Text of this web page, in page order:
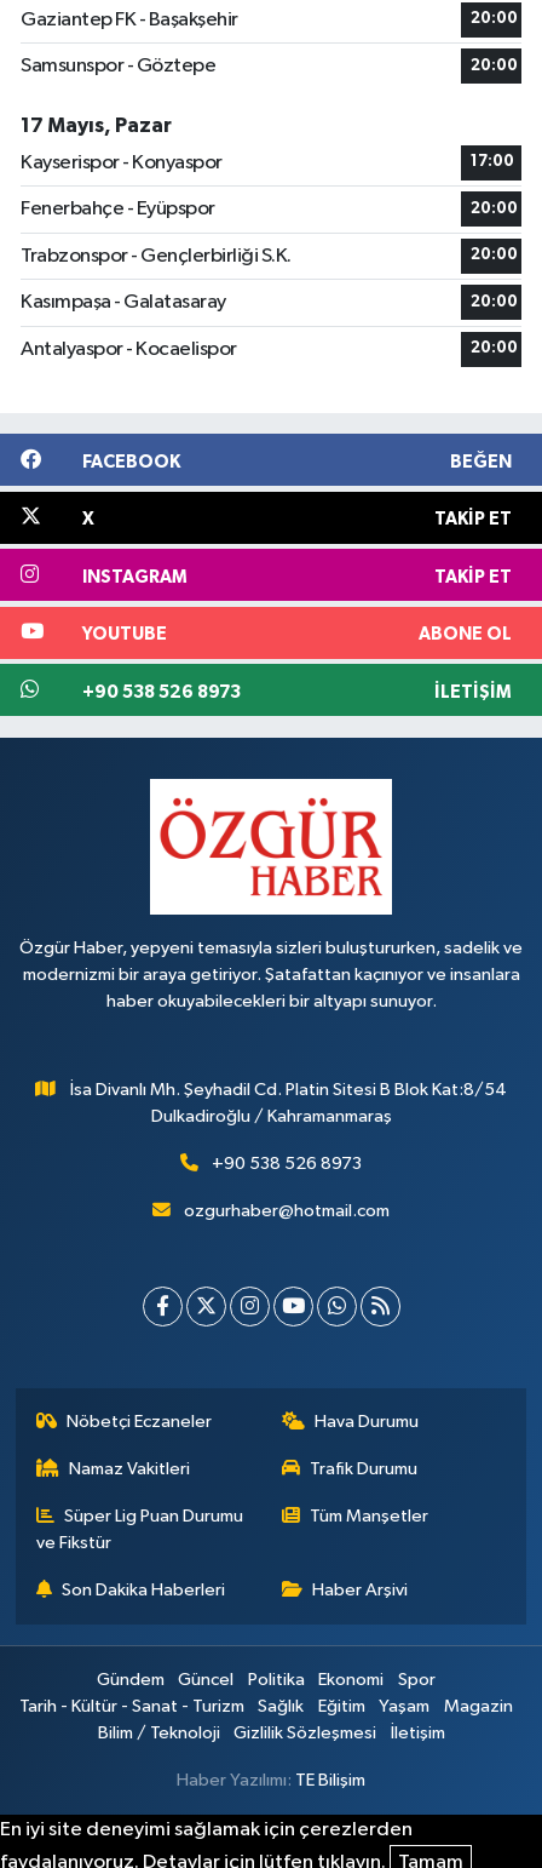
Gaziantep FK - Başakşehir 20:00
Samsunspor - Göztepe 20:00
17 Mayıs, Pazar
Kayserispor - Konyaspor
17:00
Fenerbahçe - Eyüpspor 20:00
Trabzonspor - Gençlerbirliği S.K. 20:00
Kasımpaşa - Galatasaray 20:00
Antalyaspor - Kocaelispor 20:00
FACEBOOK BEĞEN
X TAKIP ET
INSTAGRAM TAKIP ET
YOUTUBE ABONE OL
+90 538 526 8973 İLETIŞIM
Özgür Haber, yepyeni temasıyla sizleri buluştururken, sadelik ve
modernizmi bir araya getiriyor. Şatafattan kaçınıyor ve insanlara
haber okuyabilecekleri bir altyapı sunuyor.
İsa Divanlı Mh. Şeyhadil Cd. Platin Sitesi B Blok Kat:8/54
Dulkadiroğlu / Kahramanmaraş
+90 538 526 8973
ozgurhaber@hotmail.com
Nöbetçi Eczaneler Hava Durumu
Namaz Vakitleri Trafik Durumu
Süper Lig Puan Durumu
ve Fikstür
Tüm Manşetler
Son Dakika Haberleri Haber Arşivi
Gündem Güncel Politika Ekonomi
Spor
Tarih - Kültür - Sanat - Turizm
Sağlık Eğitim Yaşam
Magazin
Bilim / Teknoloji
Gizlilik Sözleşmesi İletişim
Haber Yazılımı: TE Bilişim
En iyi site deneyimi sağlamak için çerezlerden
faydalanıyoruz. Detaylar için lütfen tıklayın.
Tamam